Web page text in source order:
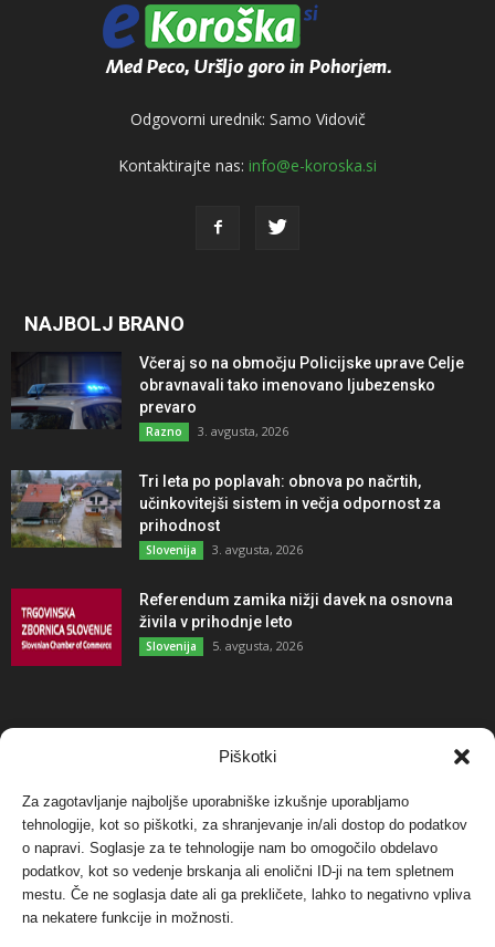
Piškotki
Za zagotavljanje najboljše uporabniške izkušnje uporabljamo
tehnologije, kot so piškotki, za shranjevanje in/ali dostop do podatkov
o napravi. Soglasje za te tehnologije nam bo omogočilo obdelavo
podatkov, kot so vedenje brskanja ali enolični ID-ji na tem spletnem
mestu. Če ne soglasja date ali ga prekličete, lahko to negativno vpliva
na nekatere funkcije in možnosti.
Odgovorni urednik: Samo Vidovič
Kontaktirajte nas: info@e-koroska.si
NAJBOLJ BRANO
Včeraj so na območju Policijske uprave Celje
obravnavali tako imenovano ljubezensko
prevaro
Razno 3. avgusta, 2026
Tri leta po poplavah: obnova po načrtih,
učinkovitejši sistem in večja odpornost za
prihodnost
Slovenija 3. avgusta, 2026
Referendum zamika nižji davek na osnovna
živila v prihodnje leto
Slovenija 5. avgusta, 2026
NAJBOLJ KOMENTIRANO
Protest proti vetrnim elektrarnam na Ojstrici, v
svetu pa vedno bolj...
Dogodki 12. maja, 2017
Tožilstvo v Celovcu v korist elektrarnam
Verbund